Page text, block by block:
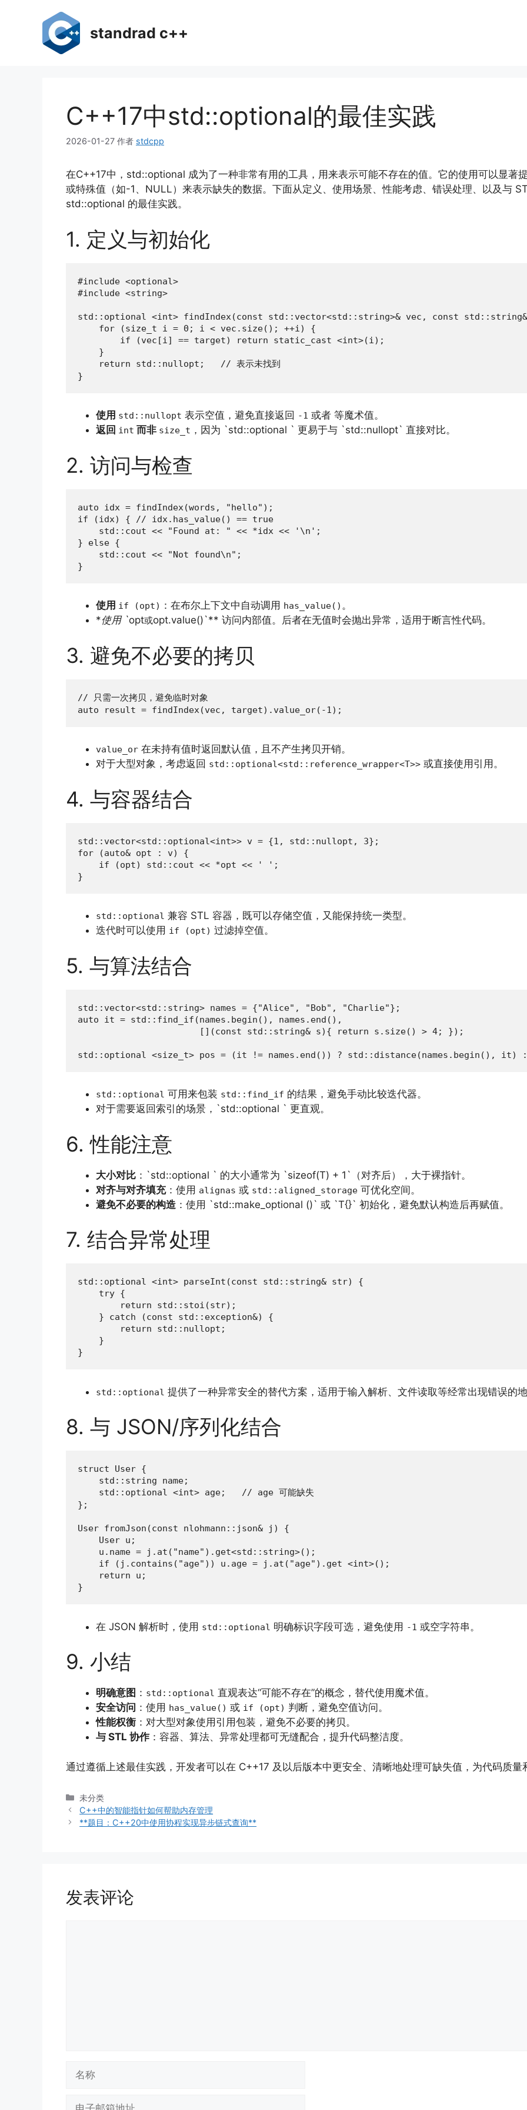
standrad c++
C++17中std::optional的最佳实践
2026-01-27 作者 stdcpp
在C++17中，std::optional 成为了一种非常有用的工具，用来表示可能不存在的值。它的使用可以显著
或特殊值（如-1、NULL）来表示缺失的数据。下面从定义、使用场景、性能考虑、错误处理、以及与
std::optional 的最佳实践。
1. 定义与初始化
#include <optional>
#include <string>
std::optional <int> findIndex(const std::vector<std::string>& vec, const
    for (size_t i = 0; i < vec.size(); ++i) {
        if (vec[i] == target) return static_cast <int>(i);
    }
    return std::nullopt;   // 表示未找到
}
使用 std::nullopt 表示空值，避免直接返回 -1 或者 等魔术值。
返回 int 而非 size_t ，因为 `std::optional ` 更易于与 `std::nullopt` 直接对比。
2. 访问与检查
auto idx = findIndex(words, "hello");
if (idx) { // idx.has_value() == true
    std::cout << "Found at: " << *idx << '\n';
} else {
    std::cout << "Not found\n";
}
使用 if (opt) ：在布尔上下文中自动调用 has_value() 。
*使用 `opt或opt.value()`** 访问内部值。后者在无值时会抛出异常，适用于断言性代码。
3. 避免不必要的拷贝
// 只需一次拷贝，避免临时对象
auto result = findIndex(vec, target).value_or(-1);
value_or 在未持有值时返回默认值，且不产生拷贝开销。
对于大型对象，考虑返回 std::optional<std::reference_wrapper<T>> 或直接使用引用。
4. 与容器结合
std::vector<std::optional<int>> v = {1, std::nullopt, 3};
for (auto& opt : v) {
    if (opt) std::cout << *opt << ' ';
}
std::optional 兼容 STL 容器，既可以存储空值，又能保持统一类型。
迭代时可以使用 if (opt) 过滤掉空值。
5. 与算法结合
std::vector<std::string> names = {"Alice", "Bob", "Charlie"};
auto it = std::find_if(names.begin(), names.end(),
                       [](const std::string& s){ return s.size() > 4; });
std::optional <size_t> pos = (it != names.end()) ? std::distance(names.begin(),
std::optional 可用来包装 std::find_if 的结果，避免手动比较迭代器。
对于需要返回索引的场景，`std::optional ` 更直观。
6. 性能注意
大小对比 ：`std::optional ` 的大小通常为 `sizeof(T) + 1`（对齐后），大于裸指针。
对齐与对齐填充：使用 alignas 或 std::aligned_storage 可优化空间。
避免不必要的构造 ：使用 `std::make_optional ()` 或 `T{}` 初始化，避免默认构造后再赋值。
7. 结合异常处理
std::optional <int> parseInt(const std::string& str) {
    try {
        return std::stoi(str);
    } catch (const std::exception&) {
        return std::nullopt;
    }
}
std::optional 提供了一种异常安全的替代方案，适用于输入解析、文件读取等经常出现错误的
8. 与 JSON/序列化结合
struct User {
    std::string name;
    std::optional <int> age;   // age 可能缺失
};
User fromJson(const nlohmann::json& j) {
    User u;
    u.name = j.at("name").get<std::string>();
    if (j.contains("age")) u.age = j.at("age").get <int>();
    return u;
}
在 JSON 解析时，使用 std::optional 明确标识字段可选，避免使用 -1 或空字符串。
9. 小结
明确意图 ： std::optional 直观表达“可能不存在”的概念，替代使用魔术值。
安全访问 ：使用 has_value() 或 if (opt) 判断，避免空值访问。
性能权衡 ：对大型对象使用引用包装，避免不必要的拷贝。
与 STL 协作：容器、算法、异常处理都可无缝配合，提升代码整洁度。
通过遵循上述最佳实践，开发者可以在 C++17 及以后版本中更安全、清晰地处理可缺失值，为代码质量
分
类
未分类
C++中的智能指针如何帮助内存管理
**题目：C++20中使用协程实现异步链式查询**
发表评论